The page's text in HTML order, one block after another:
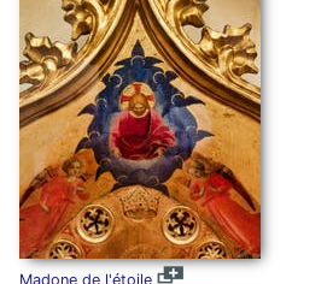
Madone de l'étoile